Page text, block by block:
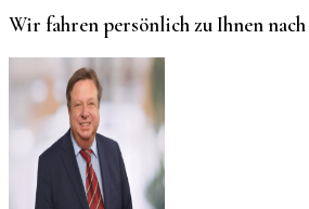
Wir fahren persönlich zu Ihnen nach